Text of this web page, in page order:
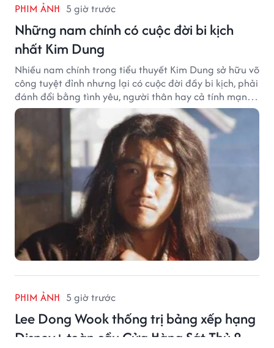
PHIM ẢNH 5 giờ trước
Những nam chính có cuộc đời bi kịch
nhất Kim Dung
Nhiều nam chính trong tiểu thuyết Kim Dung sở hữu võ
công tuyệt đỉnh nhưng lại có cuộc đời đầy bi kịch, phải
đánh đổi bằng tình yêu, người thân hay cả tính mạng,
khiến độc giả không khỏi tiếc nuối.
PHIM ẢNH 5 giờ trước
Lee Dong Wook thống trị bảng xếp hạng
Disney+ toàn cầu Cửa Hàng Sát Thủ 2